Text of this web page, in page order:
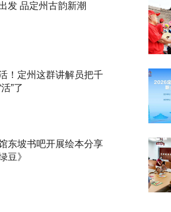
发 品定州古韵新潮
！定州这群讲解员把千
”了
东坡书吧开展绘本分享
豆》